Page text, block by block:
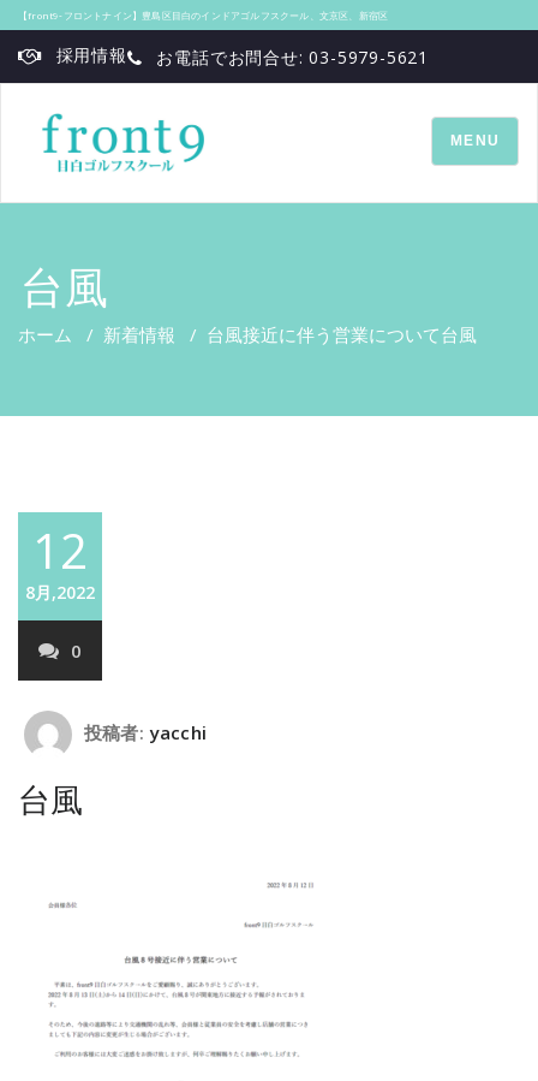
【front9‐フロントナイン】豊島区目白のインドアゴルフスクール、文京区、新宿区
採用情報 お電話でお問合せ: 03-5979-5621
TOGGLE
MENU
台風
ホーム / 新着情報 / 台風接近に伴う営業について台風
12
8月,2022
0
投稿者: yacchi
台風